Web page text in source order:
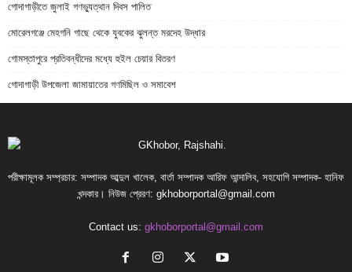
গোদাগাড়ীতে জুলাই গণভ্যুত্থান দিবস পালিত
মোরেলগঞ্জে মেহগনি গাছে থেকে যুবকের ঝুলন্ত মরদেহ উদ্ধার
গোমস্তাপুরে প্রতিবন্ধীদের মধ্যে হুইল চেয়ার বিতরণ
গোদাগাড়ী উপজেলা জামায়াতের গণমিছিল ও সমাবেশ
পরীক্ষামূলক সম্প্রচার: সম্পাদক আব্দুল খালেক, বার্তা সম্পাদক আরিফ আন্দালিব, সহযোগি সম্পাদক- হানিফ
খন্দকার। নিউজ প্রেরণ: gkhoborportal@gmail.com
Contact us: gkhoborportal@gmail.com